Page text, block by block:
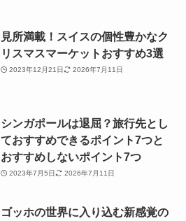
見所満載！スイスの個性豊かなク
リスマスマーケットおすすめ3選
2023年12月21日 2026年7月11日
シンガポールは退屈？旅行先とし
ておすすめできるポイント7つと
おすすめしないポイント7つ
2023年7月5日 2026年7月11日
ゴッホの世界に入り込む新感覚の